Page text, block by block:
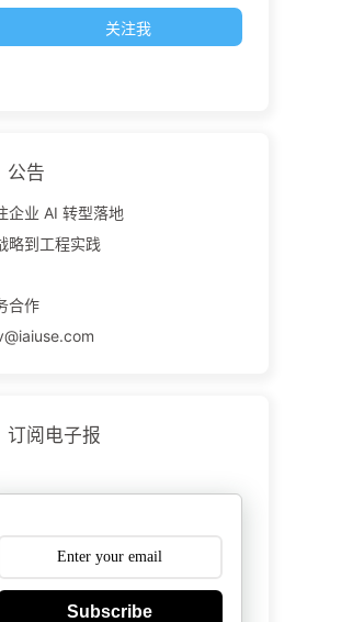
关注我
公告
企业 AI 转型落地
略到工程实践
合作
订阅电子报
Subscribe